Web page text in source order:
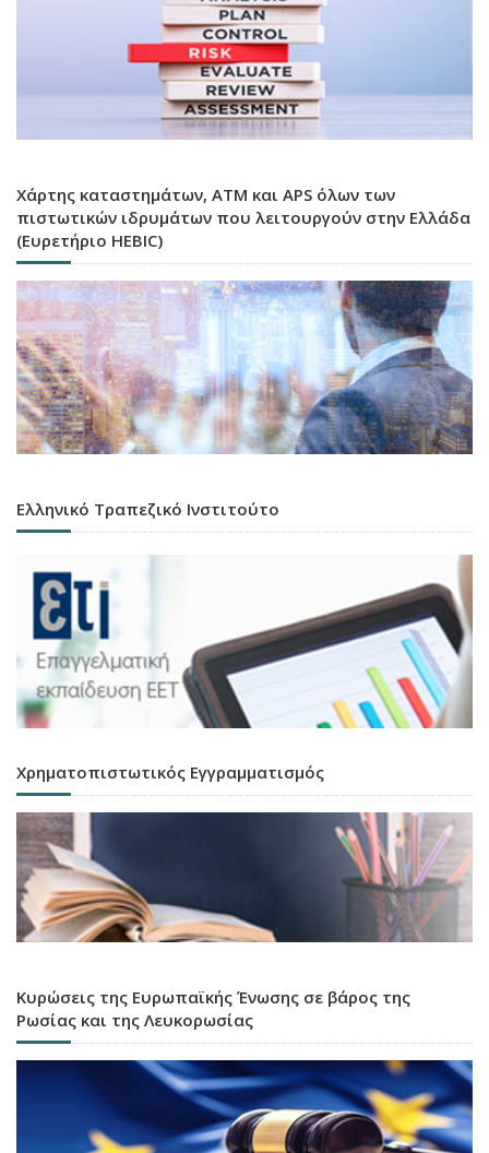
Χάρτης καταστημάτων, ATM και APS όλων των
πιστωτικών ιδρυμάτων που λειτουργούν στην Ελλάδα
(Ευρετήριο HEBIC)
Ελληνικό Τραπεζικό Ινστιτούτο
Χρηματοπιστωτικός Εγγραμματισμός
Κυρώσεις της Ευρωπαϊκής Ένωσης σε βάρος της
Ρωσίας και της Λευκορωσίας